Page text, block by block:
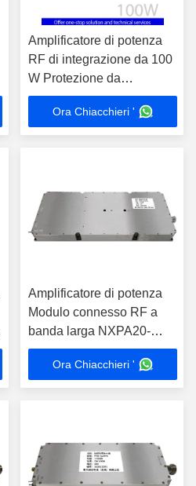
Amplificatore di potenza
RF di integrazione da 100
W Protezione da
temperatura a 80 °C per la
prova EMC Amplificazione
del segnale nella banda
Ora Chiacchieri '
Amplificatore di potenza
Modulo connesso RF a
banda larga NXPA20-
1000MHz 200W
Ora Chiacchieri '